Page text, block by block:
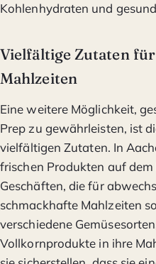
Kohlenhydraten und
Vielfältige Zutaten
Mahlzeiten
Eine weitere Möglichkeit,
Prep zu gewährleisten, ist
vielfältigen Zutaten. In
frischen Produkten auf
Geschäften, die für
schmackhafte Mahlzeiten
verschiedene
Vollkornprodukte in ihre